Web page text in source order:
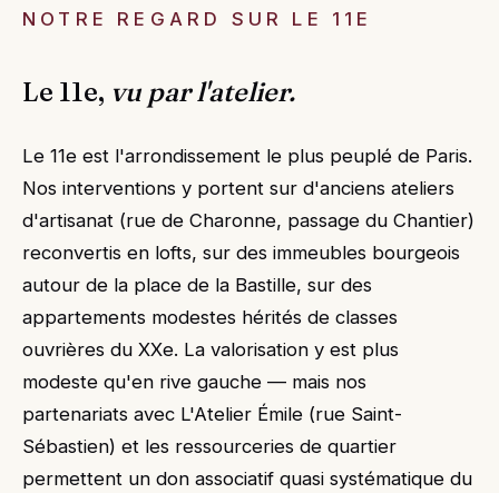
NOTRE REGARD SUR LE 11E
Le 11e, vu par l'atelier.
Le 11e est l'arrondissement le plus peuplé de Paris.
Nos interventions y portent sur d'anciens ateliers
d'artisanat (rue de Charonne, passage du Chantier)
reconvertis en lofts, sur des immeubles bourgeois
autour de la place de la Bastille, sur des
appartements modestes hérités de classes
ouvrières du XXe. La valorisation y est plus
modeste qu'en rive gauche — mais nos
partenariats avec L'Atelier Émile (rue Saint-
Sébastien) et les ressourceries de quartier
permettent un don associatif quasi systématique du